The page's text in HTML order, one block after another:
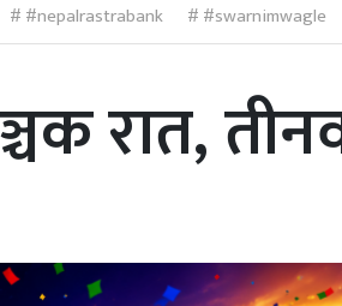
#nepalrastrabank #swarnimwagle
रात,